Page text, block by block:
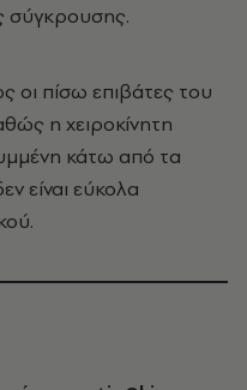
σύγκρουσης.
οι πίσω επιβάτες του
η χειροκίνητη
κάτω από τα
είναι εύκολα